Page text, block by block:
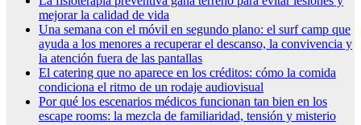
mejorar la calidad de vida
Una semana con el móvil en segundo plano: el surf camp que
ayuda a los menores a recuperar el descanso, la convivencia y
la atención fuera de las pantallas
El catering que no aparece en los créditos: cómo la comida
condiciona el ritmo de un rodaje audiovisual
Por qué los escenarios médicos funcionan tan bien en los
escape rooms: la mezcla de familiaridad, tensión y misterio